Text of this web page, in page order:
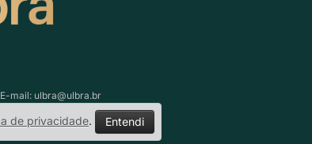
mail: ulbra@ulbra.br
de privacidade. Entendi